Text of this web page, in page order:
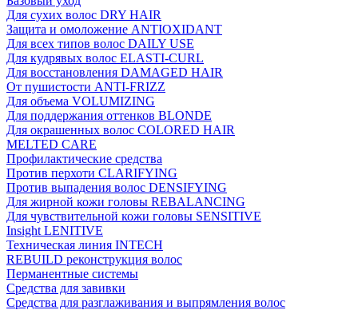
Для сухих волос DRY HAIR
Защита и омоложение ANTIOXIDANT
Для всех типов волос DAILY USE
Для кудрявых волос ELASTI-CURL
Для восстановления DAMAGED HAIR
От пушистости ANTI-FRIZZ
Для объема VOLUMIZING
Для поддержания оттенков BLONDE
Для окрашенных волос COLORED HAIR
MELTED CARE
Профилактические средства
Против перхоти CLARIFYING
Против выпадения волос DENSIFYING
Для жирной кожи головы REBALANCING
Для чувствительной кожи головы SENSITIVE
Insight LENITIVE
Техническая линия INTECH
REBUILD реконструкция волос
Перманентные системы
Средства для завивки
Средства для разглаживания и выпрямления волос